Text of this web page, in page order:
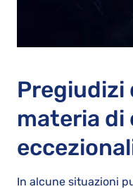
Pregiudizi
materia di
In alcune situazioni